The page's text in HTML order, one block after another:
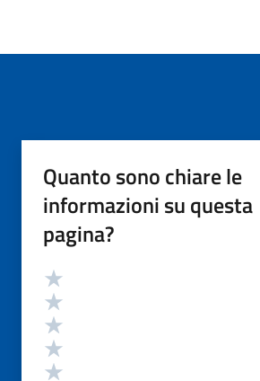
Quanto sono chiare le
informazioni su questa
pagina?
Valutazione